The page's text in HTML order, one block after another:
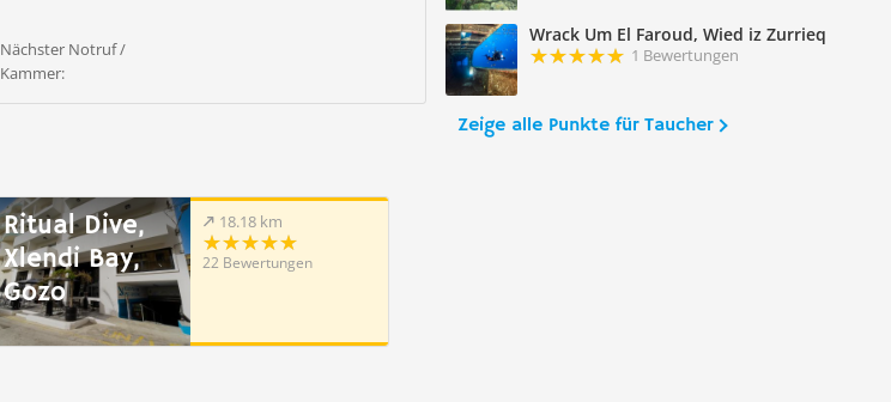
Wrack Um El Faroud, Wied iz Zurrieq
1 Bewertungen
Zeige alle Punkte für Taucher
Nächster Notruf /
Kammer:
Ritual Dive,
Xlendi Bay,
Gozo
18.18 km
22 Bewertungen